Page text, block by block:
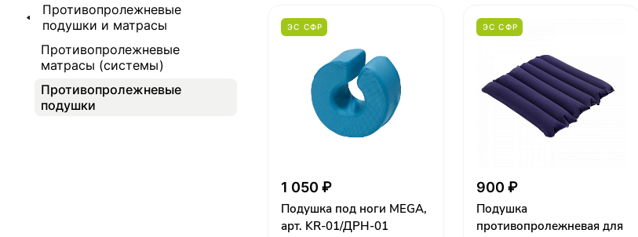
ЭС СФР
1 050 ₽
Подушка под ноги MEGA,
арт. KR-01/ДРН-01
ЭС СФР
900 ₽
Подушка
противопролежневая для
Противопролежневые
подушки и матрасы
Противопролежневые
матрасы (системы)
Противопролежневые
подушки